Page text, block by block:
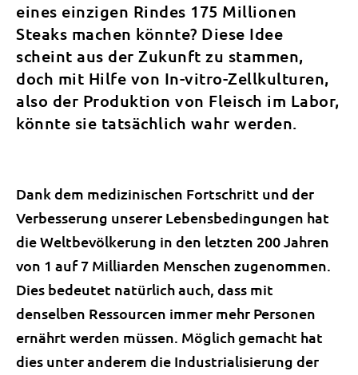
eines einzigen Rindes 175 Millionen
Steaks machen könnte? Diese Idee
scheint aus der Zukunft zu stammen,
doch mit Hilfe von In-vitro-Zellkulturen,
also der Produktion von Fleisch im Labor,
könnte sie tatsächlich wahr werden.
Dank dem medizinischen Fortschritt und der
Verbesserung unserer Lebensbedingungen hat
die Weltbevölkerung in den letzten 200 Jahren
von 1 auf 7 Milliarden Menschen zugenommen.
Dies bedeutet natürlich auch, dass mit
denselben Ressourcen immer mehr Personen
ernährt werden müssen. Möglich gemacht hat
dies unter anderem die Industrialisierung der